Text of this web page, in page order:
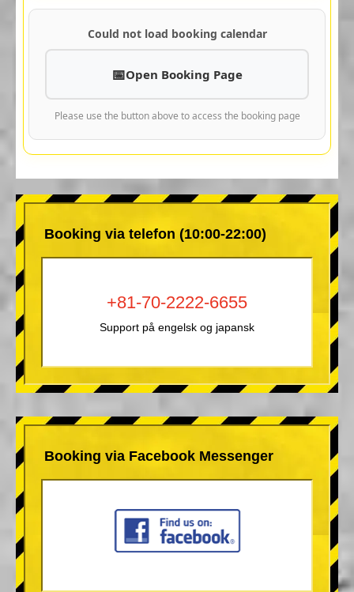
Could not load booking calendar
Open Booking Page
Please use the button above to access the booking page
Booking via telefon (10:00-22:00)
+81-70-2222-6655
Support på engelsk og japansk
Booking via Facebook Messenger